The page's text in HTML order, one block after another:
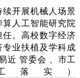
开展机械人场景
人工智能研究院
。高校数字经济
业扶植及学科成
近 管委会 、市工
落实）